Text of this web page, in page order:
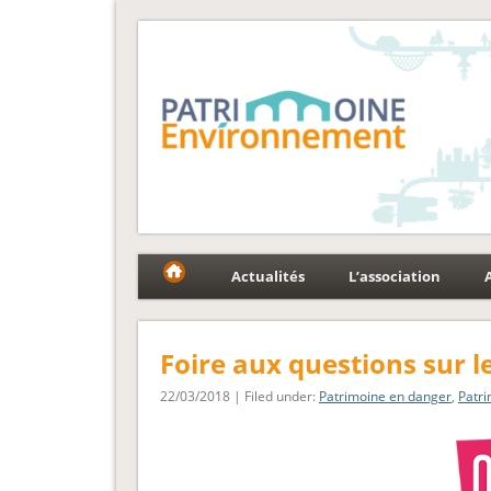
Fédération
Actualités L’association
Foire aux questions sur
22/03/2018 | Filed under: Patrimoine en danger,